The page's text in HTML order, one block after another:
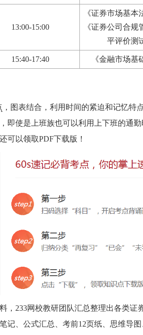
13:00-15:00
《证券市场基本
《证券公司合规
平评价测
15:40-17:40 《金融市场基
，图表结合，利用时间的紧迫和记忆特
即使是上班族也可以利用上下班的通
可以领取PDF下载版！
，233网校教研团队汇总整理出各类证
记、公式汇总、考前12页纸、思维导